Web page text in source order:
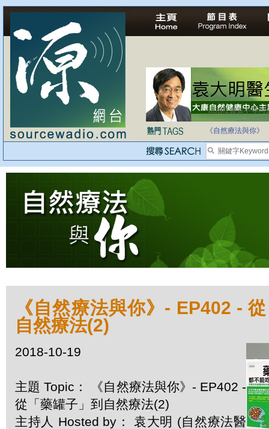
法治社會並不等同
《自然療法與你》
《自然療法與你》- EP402 -
自然療法(2)
2018-10-19
主題 Topic： 《自然療法與你》- EP402 -
從「藥罐子」到自然療法(2)
主持人 Hosted by： 袁大明 (自然療法醫